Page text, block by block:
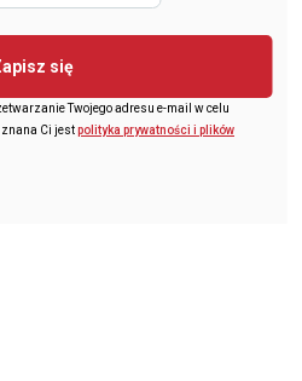
się
Twojego adresu e-mail w celu
Ci jestpolityka prywatności i plików